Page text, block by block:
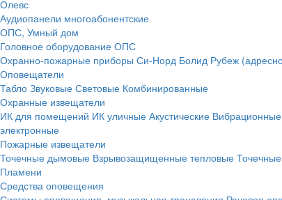
Олевс
Аудиопанели многоабонентские
ОПС, Умный дом
Головное оборудование ОПС
Охранно-пожарные приборы Си-Норд Болид Рубеж
Оповещатели
Табло Звуковые Световые Комбинированные
Охранные извещатели
ИК для помещений ИК уличные Акустические
электронные
Пожарные извещатели
Точечные дымовые Взрывозащищенные тепловые
Пламени
Средства оповещения